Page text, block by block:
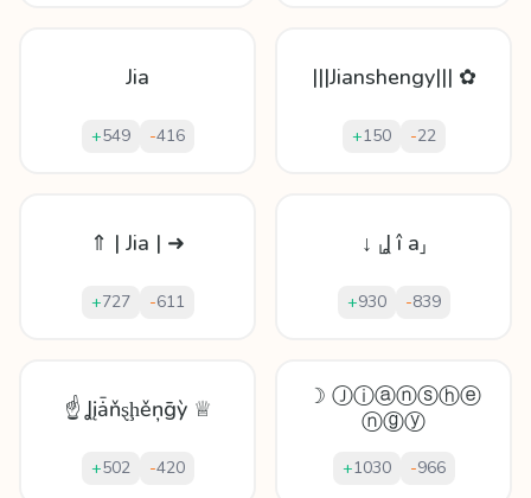
Jia
+549 -416
|||Jianshengy||| ✿
+150 -22
⇑ | Jia | ➜
+727 -611
↓ ⸤Ʝ î a⸥
+930 -839
☝ Ʝįǡňȿḩěņḡỳ ♕
+502 -420
☽ Ⓙⓘⓐⓝⓢⓗⓔ
ⓝⓖⓨ
+1030 -966